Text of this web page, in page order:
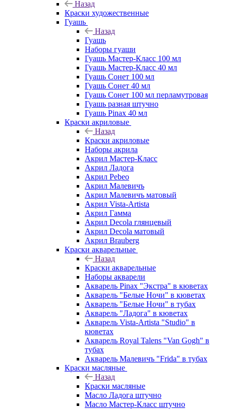
Назад
Краски художественные
Гуашь
Назад
Гуашь
Наборы гуаши
Гуашь Мастер-Класс 100 мл
Гуашь Мастер-Класс 40 мл
Гуашь Сонет 100 мл
Гуашь Сонет 40 мл
Гуашь Сонет 100 мл перламутровая
Гуашь разная штучно
Гуашь Pinax 40 мл
Краски акриловые
Назад
Краски акриловые
Наборы акрила
Акрил Мастер-Класс
Акрил Ладога
Акрил Pebeo
Акрил Малевичъ
Акрил Малевичъ матовый
Акрил Vista-Artista
Акрил Гамма
Акрил Decola глянцевый
Акрил Decola матовый
Акрил Brauberg
Краски акварельные
Назад
Краски акварельные
Наборы акварели
Акварель Pinax "Экстра" в кюветах
Акварель "Белые Ночи" в кюветах
Акварель "Белые Ночи" в тубах
Акварель "Ладога" в кюветах
Акварель Vista-Artista "Studio" в
кюветах
Акварель Royal Talens "Van Gogh" в
тубах
Акварель Малевичъ "Frida" в тубах
Краски масляные
Назад
Краски масляные
Масло Ладога штучно
Масло Мастер-Класс штучно